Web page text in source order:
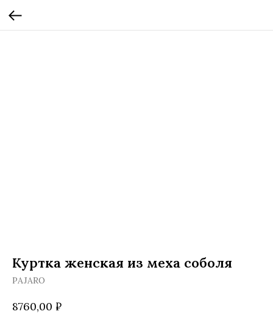
Куртка женская из меха соболя
PAJARO
8760,00 ₽